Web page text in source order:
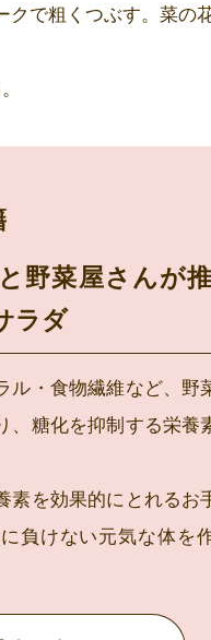
クで粗くつぶす。菜の
野菜屋さんが
ラダ
ル・食物繊維など、野
、糖化を抑制する栄養
素を効果的にとれるお
負けない元気な体を